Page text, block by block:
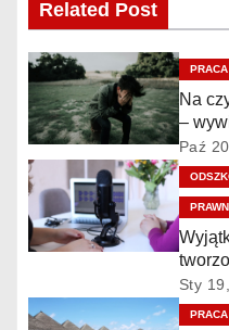
a
c
j
a
w
p
i
Related Post
PRACA
Na
–
Paź
Sty
PRACA